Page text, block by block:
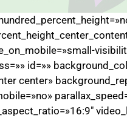
id=»»
center»